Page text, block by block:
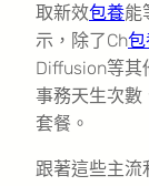
取新效包養能
示，除了Ch
Diffusion等其
事務天生次數
套餐。
跟著這些主流